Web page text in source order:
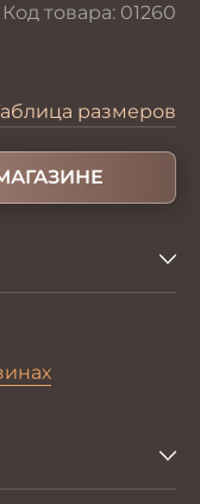
Код товара: 01260
размеров